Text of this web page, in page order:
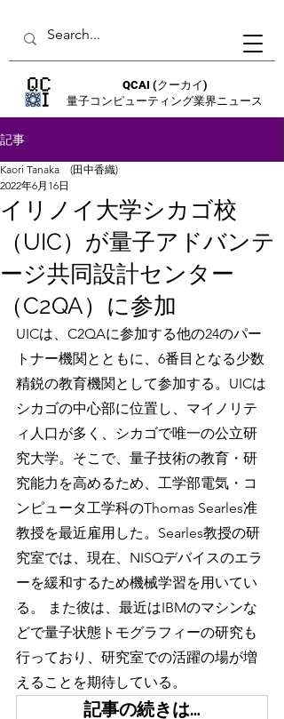
QCAI (クーカイ)
量子コンピューティング業界ニュース
記事
イリノイ大学シカゴ校
（UIC）が量子アドバンテ
ージ共同設計センター
（C2QA）に参加
Kaori Tanaka (田中香織)
2022年6月16日
UICは、C2QAに参加する他の24のパー
トナー機関とともに、6番目となる少数
精鋭の教育機関として参加する。UICは
シカゴの中心部に位置し、マイノリテ
ィ人口が多く、シカゴで唯一の公立研
究大学。そこで、量子技術の教育・研
究能力を高めるため、工学部電気・コ
ンピュータ工学科のThomas Searles准
教授を最近雇用した。Searles教授の研
究室では、現在、NISQデバイスのエラ
ーを緩和するため機械学習を用いてい
る。 また彼は、最近はIBMのマシンな
どで量子状態トモグラフィーの研究も
行っており、研究室での活躍の場が増
えることを期待している。
記事の続きは…